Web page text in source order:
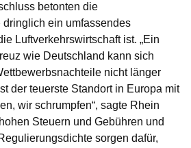
betonten die
ein umfassendes
Luftverkehrswirtschaft ist. „Ein
wie Deutschland kann sich
nicht länger
der teuerste Standort in Europa mit
wir schrumpfen“, sagte Rhein
Steuern und Gebühren und
sorgen dafür,